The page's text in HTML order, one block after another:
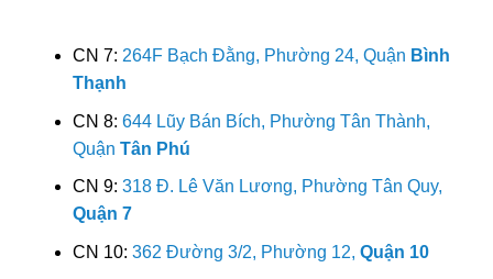
CN 7: 264F Bạch Đằng, Phường 24, Quận Bình
Thạnh
CN 8: 644 Lũy Bán Bích, Phường Tân Thành,
Quận Tân Phú
CN 9: 318 Đ. Lê Văn Lương, Phường Tân Quy,
Quận 7
CN 10: 362 Đường 3/2, Phường 12, Quận 10